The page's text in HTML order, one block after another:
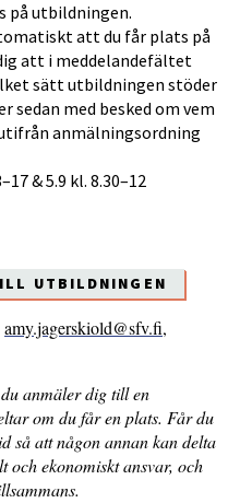
på utbildningen.
att du får plats på
att i meddelandefältet
sätt utbildningen stöder
sedan med besked om vem
anmälningsordning
& 5.9 kl. 8.30–12
UTBILDNINGEN
amy.jagerskiold@sfv.fi,
anmäler dig till en
om du får en plats. Får du
så att någon annan kan delta
och ekonomiskt ansvar, och